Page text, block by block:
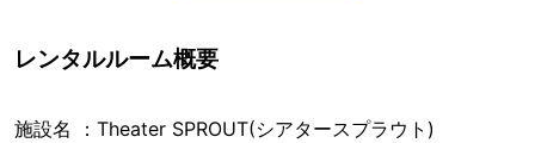
レンタルルーム概要
施設名 ：Theater SPROUT(シアタースプラウト)